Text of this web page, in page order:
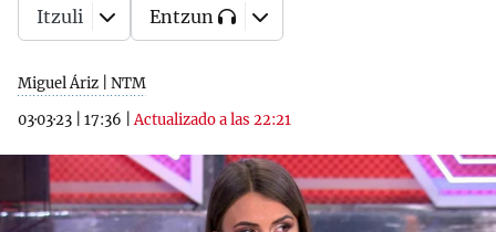
Miguel Áriz | NTM
03·03·23
17:36 |Actualizado a las 22:21
Itzuli Entzun